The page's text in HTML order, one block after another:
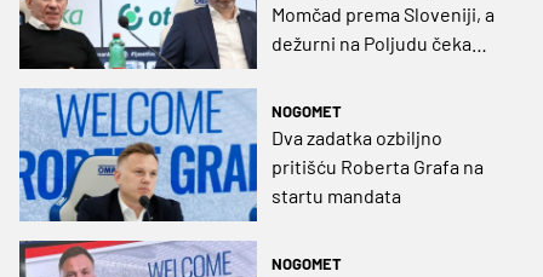
Momčad prema Sloveniji, a
dežurni na Poljudu čeka
NOGOMET
Dva zadatka ozbiljno
pritišću Roberta Grafa na
startu mandata
NOGOMET